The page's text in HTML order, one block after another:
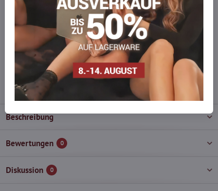
Möchten Sie mehr bestellen, als wir
auf Lager haben?
Zögern Sie nicht, uns zu kontaktieren, wir füllen die Ware für Sie
wieder auf!
info​@everlady​.eu
Beschreibung
Bewertungen 0
Diskussion 0